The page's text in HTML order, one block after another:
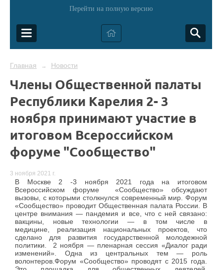
Перейти на полную версию
Главная → Новости
Члены Общественной палаты
Республики Карелия 2- 3
ноября принимают участие в
итоговом Всероссийском
форуме "Сообщество"
3 ноября 2021 г.
В Москве 2 -3 ноября 2021 года на итоговом
Всероссийском форуме «Сообщество» обсуждают
вызовы, с которыми столкнулся современный мир. Форум
«Сообщество» проводит Общественная палата России. В
центре внимания — пандемия и все, что с ней связано:
вакцины, новые технологии — в том числе в
медицине, реализация национальных проектов, что
сделано для развития государственной молодежной
политики. 2 ноября — пленарная сессия «Диалог ради
изменений». Одна из центральных тем — роль
волонтеров.Форум «Сообщество» проводят с 2015 года.